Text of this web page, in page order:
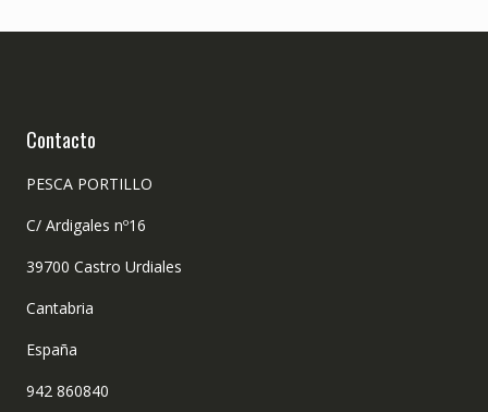
Contacto
PESCA PORTILLO
C/ Ardigales nº16
39700 Castro Urdiales
Cantabria
España
942 860840